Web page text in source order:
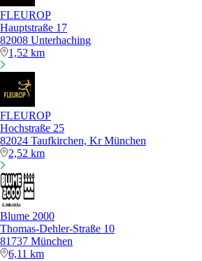
FLEUROP
Hauptstraße 17
82008 Unterhaching
1,52 km
FLEUROP
Hochstraße 25
82024 Taufkirchen, Kr München
2,52 km
Blume 2000
Thomas-Dehler-Straße 10
81737 München
6,11 km